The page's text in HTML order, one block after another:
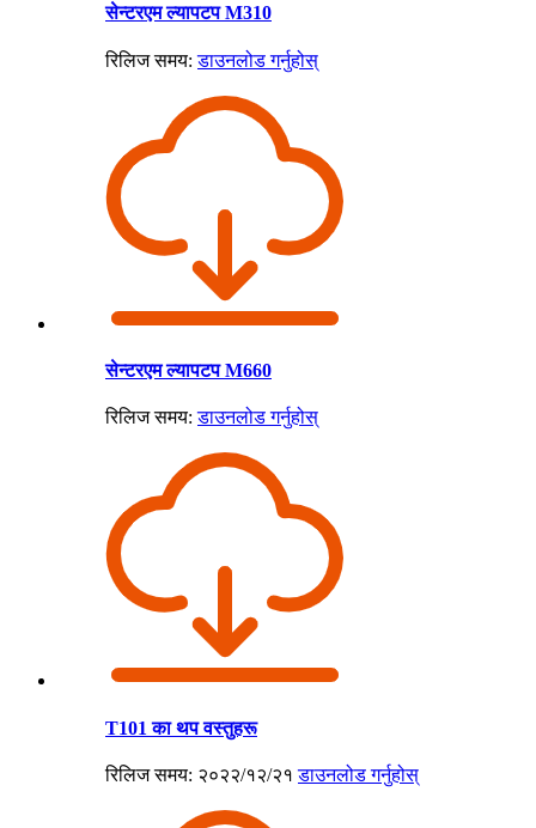
सेन्टरएम ल्यापटप M310
रिलिज समय: डाउनलोड गर्नुहोस्
सेन्टरएम ल्यापटप M660
रिलिज समय: डाउनलोड गर्नुहोस्
T101 का थप वस्तुहरू
रिलिज समय: २०२२/१२/२१ डाउनलोड गर्नुहोस्